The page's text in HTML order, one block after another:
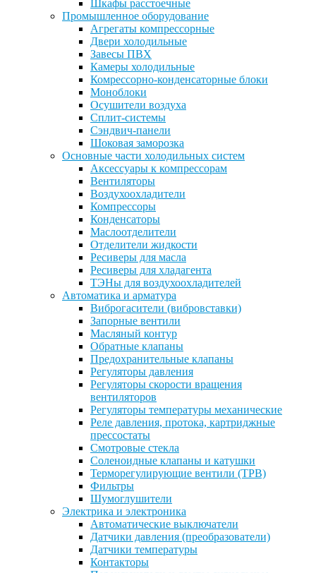
Шкафы расстоечные
Промышленное оборудование
Агрегаты компрессорные
Двери холодильные
Завесы ПВХ
Камеры холодильные
Комрессорно-конденсаторные блоки
Моноблоки
Осушители воздуха
Сплит-системы
Сэндвич-панели
Шоковая заморозка
Основные части холодильных систем
Аксессуары к компрессорам
Вентиляторы
Воздухоохладители
Компрессоры
Конденсаторы
Маслоотделители
Отделители жидкости
Ресиверы для масла
Ресиверы для хладагента
ТЭНы для воздухоохладителей
Автоматика и арматура
Виброгасители (вибровставки)
Запорные вентили
Масляный контур
Обратные клапаны
Предохранительные клапаны
Регуляторы давления
Регуляторы скорости вращения
вентиляторов
Регуляторы температуры механические
Реле давления, протока, картриджные
прессостаты
Смотровые стекла
Соленоидные клапаны и катушки
Терморегулирующие вентили (ТРВ)
Фильтры
Шумоглушители
Электрика и электроника
Автоматические выключатели
Датчики давления (преобразователи)
Датчики температуры
Контакторы